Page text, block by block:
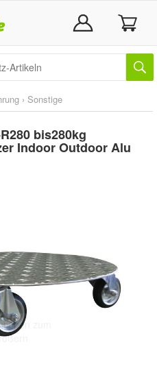
› Sonstige
bis280kg
Indoor Outdoor Alu
zum